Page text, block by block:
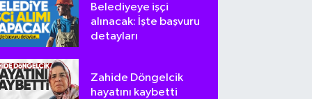
Belediyeye işçi
alınacak: İşte başvuru
detayları
Zahide Döngelcik
hayatını kaybetti